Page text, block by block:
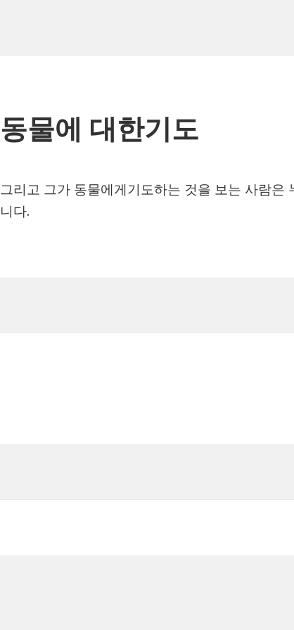
동물에 대한기도
그리고 그가 동물에게기도하는 것을 보는 사람은
니다.